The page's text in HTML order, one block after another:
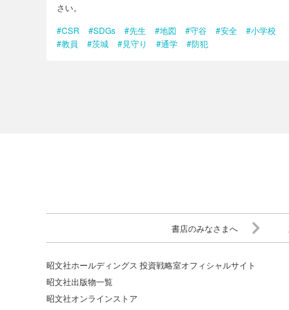
さい。
#CSR
#SDGs #先生 #地図 #守谷 #安全
#小学校
#教員
#茨城 #見守り #通学 #防犯
書店のみなさまへ
昭文社ホールディングス 投資戦略室オフィシャルサイト
昭文社出版物一覧
昭文社オンラインストア